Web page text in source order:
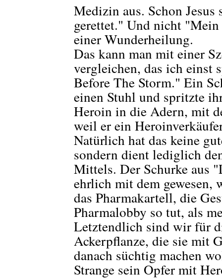
Medizin aus. Schon
gerettet." Und nicht
einer Wunderheilung.
Das kann man mit einer
vergleichen, das ich einst
Before The Storm." Ein
einen Stuhl und spritzte
Heroin in die Adern, mit
weil er ein
Natürlich hat das keine
sondern dient lediglich
Mittels. Der Schurke aus
ehrlich mit dem gewesen,
das Pharmakartell, die
Pharmalobby so tut, als
Letztendlich sind wir für
Ackerpflanze, die sie mit
danach süchtig machen
Strange sein Opfer mit